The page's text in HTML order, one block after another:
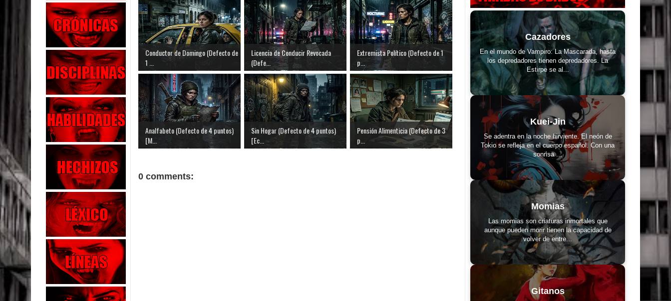
Conductor de Domingo (Defecto de
1 ...
Licencia de Conducir Revocada
(Defe...
Extremista Político (Defecto de 1
p...
Analfabeto (Defecto de 4 puntos)
[M...
Sin Hogar (Defecto de 4 puntos)
[Ec...
Pensión Alimenticia (Defecto de 3
p...
0 comments:
Cazadores
En el mundo de Vampiro: La Mascarada, hasta
los depredadores tienen depredadores. La
Estirpe se al...
Kuei-Jin
Se adentra en la noche hirviente. El neón de
Tokio se refleja en el cuerpo español. Con una
sonrisa ...
Momias
Las momias son criaturas inmortales que
aunque pueden morir tienen la capacidad de
volver de entre...
Gitanos